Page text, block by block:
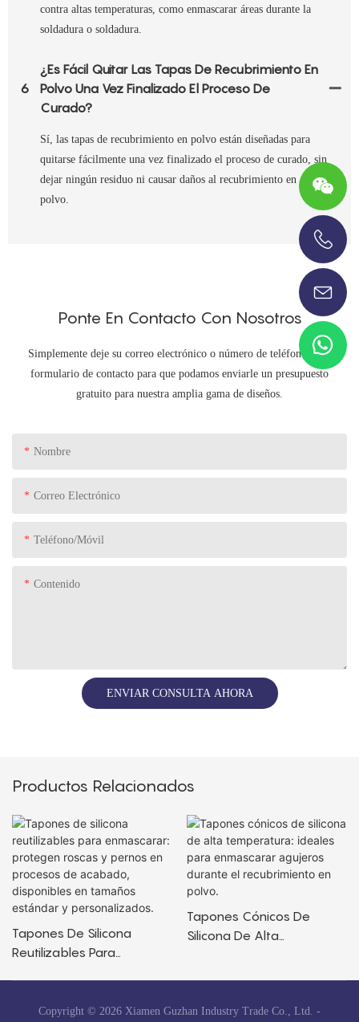
contra altas temperaturas, como enmascarar áreas durante la
soldadura o soldadura.
6
¿Es Fácil Quitar Las Tapas De Recubrimiento En
Polvo Una Vez Finalizado El Proceso De
Curado?
Sí, las tapas de recubrimiento en polvo están diseñadas para
quitarse fácilmente una vez finalizado el proceso de curado, sin
dejar ningún residuo ni causar daños al recubrimiento en
polvo.
Ponte En Contacto Con Nosotros
Simplemente deje su correo electrónico o número de teléfono en el
formulario de contacto para que podamos enviarle un presupuesto
gratuito para nuestra amplia gama de diseños.
Nombre
Correo Electrónico
Teléfono/Móvil
Contenido
ENVIAR CONSULTA AHORA
Productos Relacionados
Tapones De Silicona
Reutilizables Para
Procesos De Acabado,
Tapones Cónicos De
Silicona De Alta
En Polvo.
Copyright © 2026 Xiamen Guzhan Industry Trade Co., Ltd. -